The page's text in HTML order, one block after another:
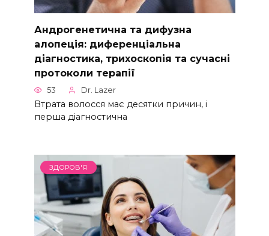
Андрогенетична та дифузна
алопеція: диференціальна
діагностика, трихоскопія та сучасні
протоколи терапії
53 Dr. Lazer
Втрата волосся має десятки причин, і
перша діагностична
ЗДОРОВ'Я